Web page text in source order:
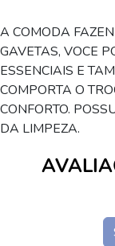
A COMODA
GAVETAS, VOCE
ESSENCIAIS E
COMPORTA O
CONFORTO.
DA LIMPEZA.